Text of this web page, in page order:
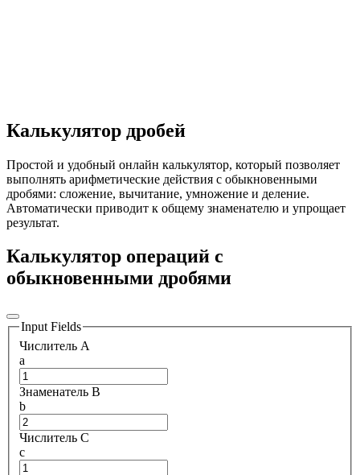
Калькулятор дробей
Простой и удобный онлайн калькулятор, который позволяет
выполнять арифметические действия с обыкновенными
дробями: сложение, вычитание, умножение и деление.
Автоматически приводит к общему знаменателю и упрощает
результат.
Калькулятор операций с
обыкновенными дробями
Input Fields
Числитель A
a
Знаменатель B
b
Числитель C
c